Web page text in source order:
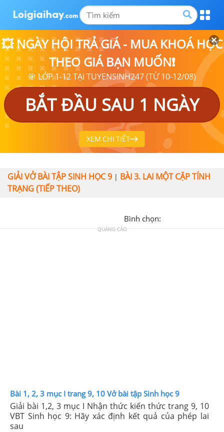
💥 NGÀY HỘI TRẢ GIÁ - MUA KHOÁ HỌC
THEO GIÁ BẠN MUỐN❗
🎯 LỚP 1-12 TẠI TUYENSINH247 (TỪ 10-12/08)
BẮT ĐẦU SAU 1 NGÀY
XEM CHI TIẾT
GIẢI VỞ BÀI TẬP SINH HỌC 9 | BÀI 3. LAI MỘT CẶP TÍNH
TRẠNG (TIẾP THEO)
Bình chọn:
QUẢNG CÁO
Bài 1, 2, 3 mục I trang 9, 10 Vở bài tập Sinh học 9
Giải bài 1,2, 3 mục I Nhận thức kiến thức trang 9, 10
VBT Sinh học 9: Hãy xác định kết quả của phép lai
sau